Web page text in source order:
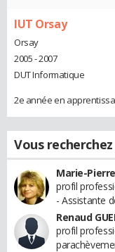
IUT Orsay
Orsay
2005 - 2007
DUT Informatique
2e année en
Vous
Marie-Pierre
profil
- Assistante
Renaud
profil